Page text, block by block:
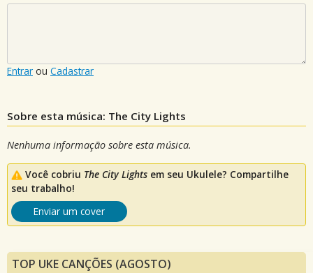
Entrar ou Cadastrar
Sobre esta música: The City Lights
Nenhuma informação sobre esta música.
Você cobriu The City Lights em seu Ukulele? Compartilhe
seu trabalho!
Enviar um cover
TOP UKE CANÇÕES (AGOSTO)